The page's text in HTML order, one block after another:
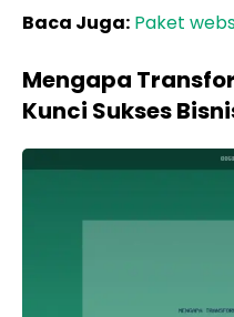
Baca Juga: Paket
Mengapa
Kunci Sukses